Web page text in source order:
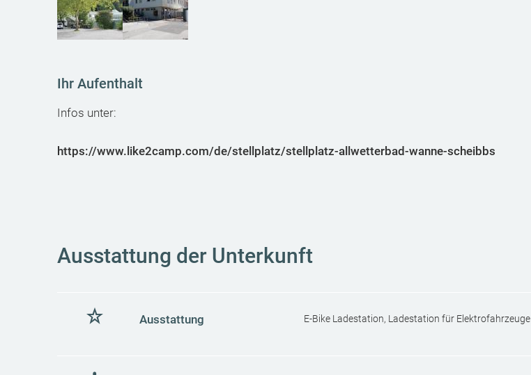
Ihr Aufenthalt
Infos unter:
https://www.like2camp.com/de/stellplatz/stellplatz-allwetterbad-wanne-scheibbs
Ausstattung der Unterkunft
Ausstattung E-Bike Ladestation, Ladestation für Elektrofahrzeuge